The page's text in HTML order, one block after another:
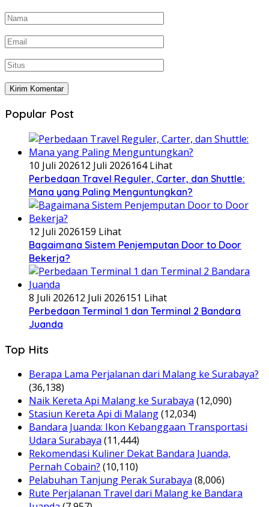
Popular Post
10 Juli 202612 Juli 2026164 Lihat
Perbedaan Travel Reguler, Carter, dan Shuttle:
Mana yang Paling Menguntungkan?
12 Juli 2026159 Lihat
Bagaimana Sistem Penjemputan Door to Door
Bekerja?
8 Juli 202612 Juli 2026151 Lihat
Perbedaan Terminal 1 dan Terminal 2 Bandara
Juanda
Top Hits
Berapa Lama Perjalanan dari Malang ke Surabaya?
(36,138)
Naik Kereta Api Malang ke Surabaya (12,090)
Stasiun Kereta Api di Malang(12,034)
Bandara Juanda: Ikon Kebanggaan Transportasi
Udara Surabaya (11,444)
Rekomendasi Kuliner Dekat Bandara Juanda,
Pernah Cobain? (10,110)
Pelabuhan Tanjung Perak Surabaya (8,006)
Rute Perjalanan Travel dari Malang ke Bandara